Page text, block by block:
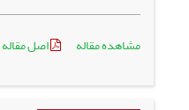
مشاهده مقاله اصل مقاله